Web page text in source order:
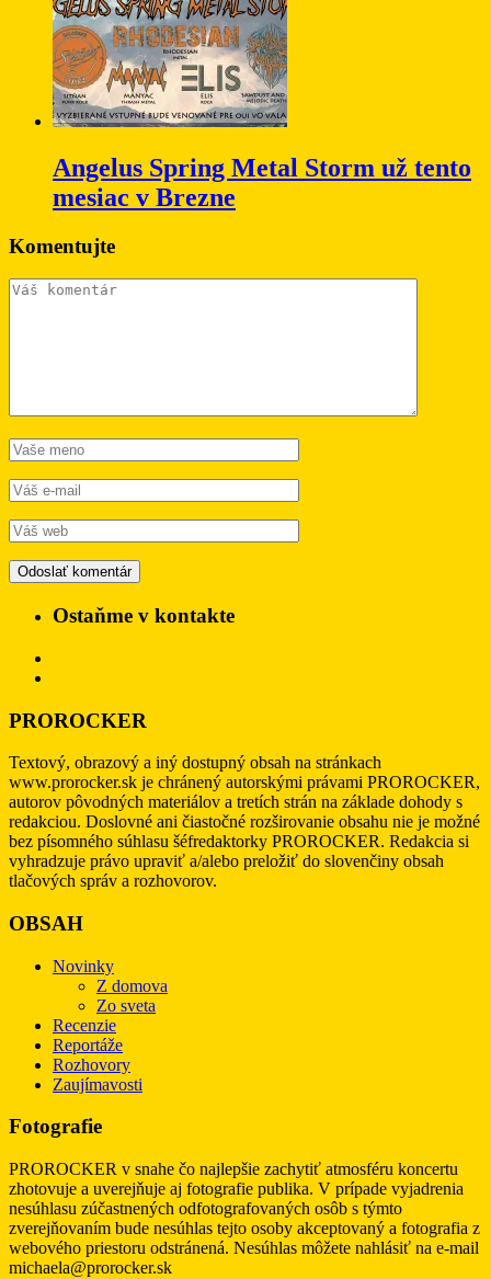
Angelus Spring Metal Storm už tento
mesiac v Brezne
Komentujte
Ostaňme v kontakte
PROROCKER
Textový, obrazový a iný dostupný obsah na stránkach
www.prorocker.sk je chránený autorskými právami PROROCKER,
autorov pôvodných materiálov a tretích strán na základe dohody s
redakciou. Doslovné ani čiastočné rozširovanie obsahu nie je možné
bez písomného súhlasu šéfredaktorky PROROCKER. Redakcia si
vyhradzuje právo upraviť a/alebo preložiť do slovenčiny obsah
tlačových správ a rozhovorov.
OBSAH
Novinky
Z domova
Zo sveta
Recenzie
Reportáže
Rozhovory
Zaujímavosti
Fotografie
PROROCKER v snahe čo najlepšie zachytiť atmosféru koncertu
zhotovuje a uverejňuje aj fotografie publika. V prípade vyjadrenia
nesúhlasu zúčastnených odfotografovaných osôb s týmto
zverejňovaním bude nesúhlas tejto osoby akceptovaný a fotografia z
webového priestoru odstránená. Nesúhlas môžete nahlásiť na e-mail
michaela@prorocker.sk